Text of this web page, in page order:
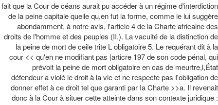
fait que la Cour de céans aurait pu accéder à un régime d'interdiction
de la peine capitale quelle qu,en fut la forme, comme le lui suggère
abondamment, à notre avis, l'article 4 de la Charte africaine des
droits de l'homme et des peuples (II.). La vacuité de la distinction de
la peine de mort de ceile trite L obligatoire 5. Le requérant dit à la
cour << qu'en ne modifiant pas |articre 197 de son code pénal, qui
prévoit la peine de mort obligatoire en cas de meurtre,l,État
défendeur a violé le droit à la vie et ne respecte pas I'obligation de
donner effet à ce droit tel que garanti par Ia Charte >>a. Il revenait
donc à la Cour à situer cette atteinte dans son contexte juridique :